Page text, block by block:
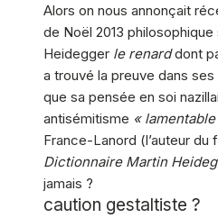
Alors on nous annonçait
de Noël 2013
Heidegger le renarddont
a trouvé la preuve dans ses
que sa pensée en soi
antisémitisme «
France-Lanord (l’auteur
Dictionnaire Martin
jamais ?
caution gestaltiste ?